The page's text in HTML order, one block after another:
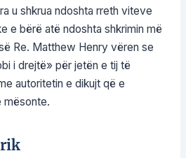
u shkrua ndoshta rreth viteve
e bërë atë ndoshta shkrimin më
Re. Matthew Henry vëren se
i drejtë» për jetën e tij të
autoritetin e dikujt që e
mësonte.